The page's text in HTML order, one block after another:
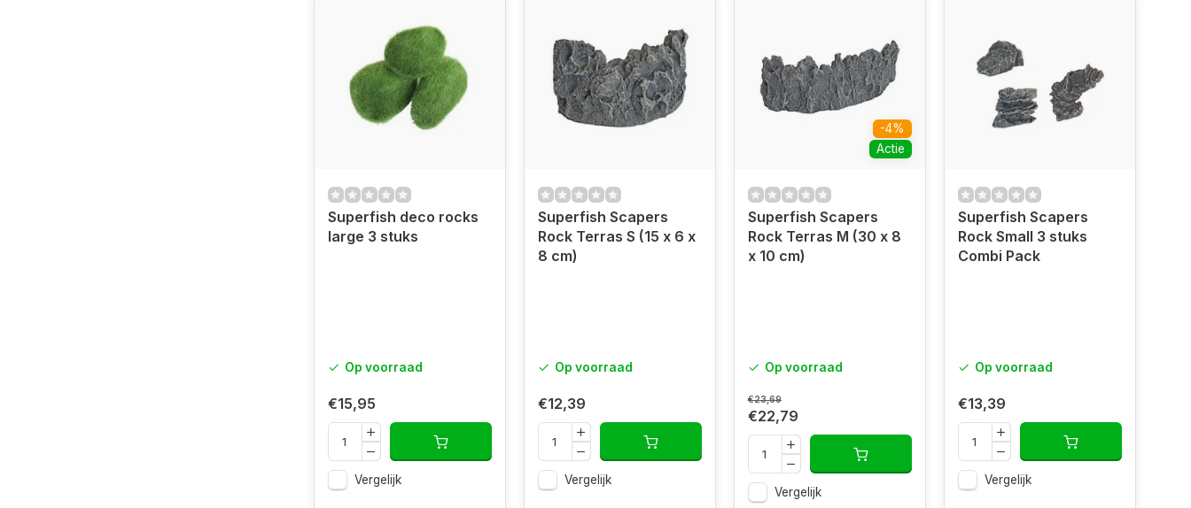
Superfish deco rocks
large 3 stuks
Op voorraad
€15,95
Vergelijk
Superfish Scapers
Rock Terras S (15 x 6 x
8 cm)
Op voorraad
€12,39
Vergelijk
-4%
Actie
Superfish Scapers
Rock Terras M (30 x 8
x 10 cm)
Op voorraad
€23,69
€22,79
Vergelijk
Superfish Scapers
Rock Small 3 stuks
Combi Pack
Op voorraad
€13,39
Vergelijk